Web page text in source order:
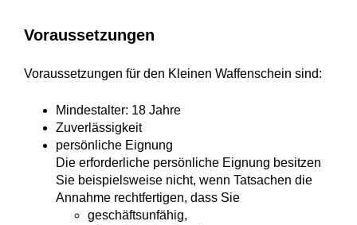
Voraussetzungen
Voraussetzungen für den Kleinen Waffenschein sind:
Mindestalter: 18 Jahre
Zuverlässigkeit
persönliche Eignung
Die erforderliche persönliche Eignung besitzen
Sie beispielsweise nicht, wenn Tatsachen die
Annahme rechtfertigen, dass Sie
geschäftsunfähig,